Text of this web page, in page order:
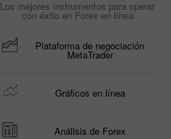
Los mejores instrumentos para operar
con éxito en Forex en línea
Plataforma de negociación
MetaTrader
Gráficos en línea
Análisis de Forex